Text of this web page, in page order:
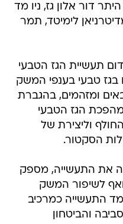
דור אלון גז, ניו מד
לימיטד, תמר
תעשיית הגז הטבעי
טבעי בענפי המשק
ומזהמים, בהגברת
הגז הטבעי
וליצירת של
הסקטור.
את התעשייה, מספק
לשיפור המשק
התעשייה כמרכיב
והביטחון